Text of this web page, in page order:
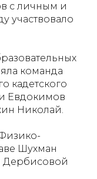
с личным и
участвовало
команда
кадетского
Евдокимов
Николай.
Шухман
Дербисовой